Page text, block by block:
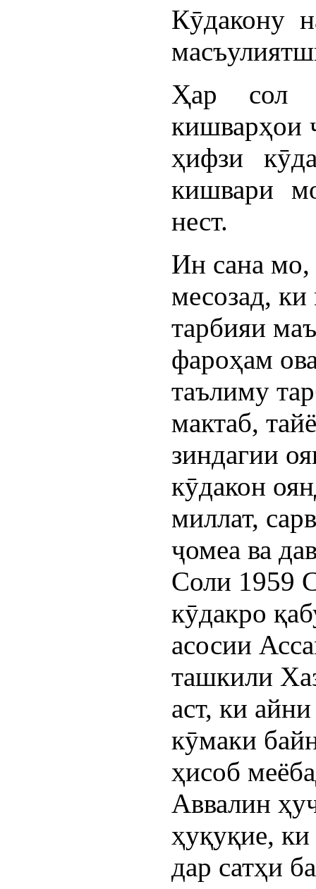
Кӯдакону
Ҳар сол
кишварҳои
ҳифзи
кишвари
нест.
Ин сана
месозад, ки
тарбияи
фароҳам
таълиму
мактаб,
зиндагии
кӯдакон
миллат,
ҷомеа ва
Соли 1959
кӯдакро
асосии
ташкили
аст, ки
кӯмаки
ҳисоб
Аввалин
ҳуқуқие,
дар сатҳи